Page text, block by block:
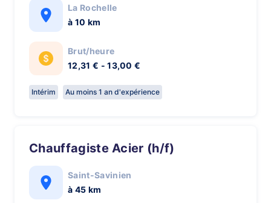
La Rochelle
à 10 km
Brut/heure
12,31 € - 13,00 €
Intérim Au moins 1 an d'expérience
Chauffagiste Acier (h/f)
Saint-Savinien
à 45 km